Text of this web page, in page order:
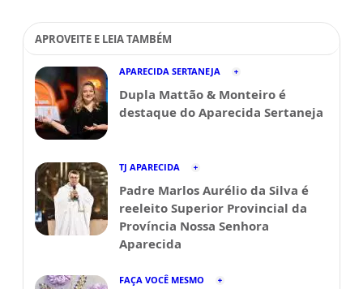
APROVEITE E LEIA TAMBÉM
APARECIDA SERTANEJA
Dupla Mattão & Monteiro é
destaque do Aparecida Sertaneja
TJ APARECIDA
Padre Marlos Aurélio da Silva é
reeleito Superior Provincial da
Província Nossa Senhora
Aparecida
FAÇA VOCÊ MESMO